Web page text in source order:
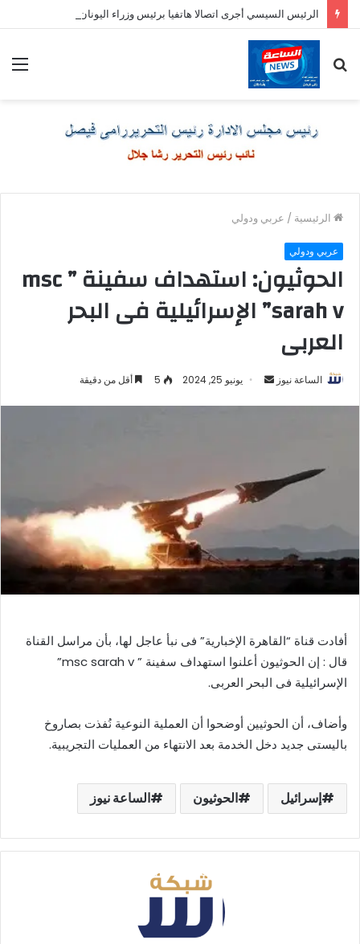
الرئيس السيسي أجرى اتصالا هاتفيا برئيس وزراء اليونان
عن
الرئيسية / عربي ودولي
عربي ودولي
الحوثيون: استهداف سفينة ” msc
sarah v” الإسرائيلية فى البحر
العربى
الساعة نيوز
أرسل يونيو 25, 2024 5 أقل من دقيقة
أفادت قناة “القاهرة الإخبارية” فى نبأ عاجل لها، بأن مراسل القناة
قال : إن الحوثيون أعلنوا استهداف سفينة ” msc sarah v”
الإسرائيلية فى البحر العربى.
وأضاف، أن الحوثيين أوضحوا أن العملية النوعية نُفذت بصاروخ
باليستى جديد دخل الخدمة بعد الانتهاء من العمليات التجريبية.
إسرائيل الحوثيون الساعة نيوز